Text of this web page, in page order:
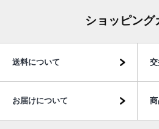
ショッピング
送料について
お届けについて